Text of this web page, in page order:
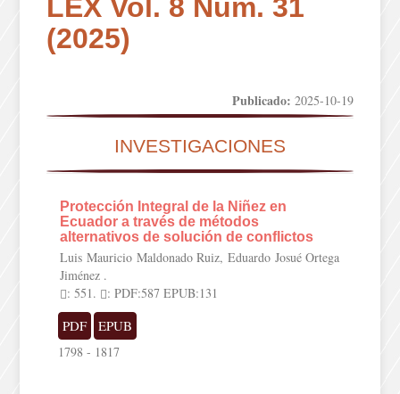
LEX Vol. 8 Núm. 31
(2025)
Publicado: 2025-10-19
INVESTIGACIONES
Protección Integral de la Niñez en
Ecuador a través de métodos
alternativos de solución de conflictos
Luis Mauricio Maldonado Ruiz, Eduardo Josué Ortega
Jiménez .
: 551.
: PDF:587 EPUB:131
PDF EPUB
1798 - 1817